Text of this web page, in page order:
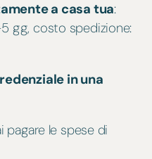
a casa tua:
gg, costo spedizione:
in una
pagare le spese di